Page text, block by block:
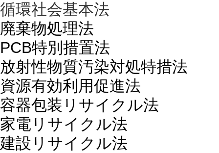
循環社会基本法
廃棄物処理法
PCB特別措置法
放射性物質汚染対処特措法
資源有効利用促進法
容器包装リサイクル法
家電リサイクル法
建設リサイクル法